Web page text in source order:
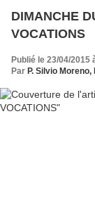
DIMANCHE
VOCATIONS
Publié le 23/04/2015
Par P. Silvio Moreno,